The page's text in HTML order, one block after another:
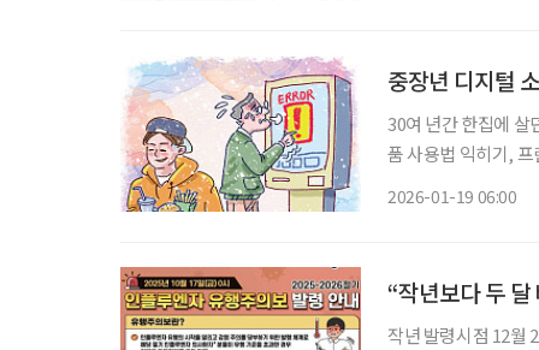
중장년 디지털
30여 년간 한집에 살
품 사용법 익히기,
2026-01-19 06:00
“작년보다 두
작년 발령시점 12월